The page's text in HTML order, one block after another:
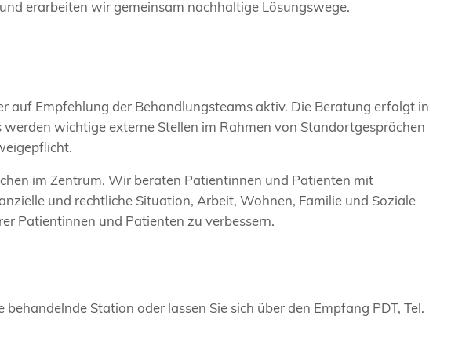
erarbeiten wir gemeinsam nachhaltige Lösungswege.
Empfehlung der Behandlungsteams aktiv. Die Beratung erfolgt in
wichtige externe Stellen im Rahmen von Standortgesprächen
im Zentrum. Wir beraten Patientinnen und Patienten mit
und rechtliche Situation, Arbeit, Wohnen, Familie und Soziale
Patientinnen und Patienten zu verbessern.
Station oder lassen Sie sich über den Empfang PDT, Tel.